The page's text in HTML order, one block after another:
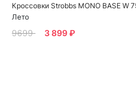
Кроссовки Strobbs MONO BASE W
Лето
9699 3 899 ₽